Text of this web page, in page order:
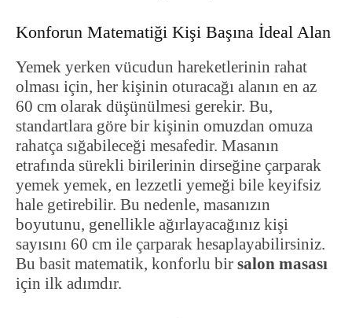
Konforun Matematiği Kişi Başına İdeal Alan
Yemek yerken vücudun hareketlerinin rahat
olması için, her kişinin oturacağı alanın en az
60 cm olarak düşünülmesi gerekir. Bu,
standartlara göre bir kişinin omuzdan omuza
rahatça sığabileceği mesafedir. Masanın
etrafında sürekli birilerinin dirseğine çarparak
yemek yemek, en lezzetli yemeği bile keyifsiz
hale getirebilir. Bu nedenle, masanızın
boyutunu, genellikle ağırlayacağınız kişi
sayısını 60 cm ile çarparak hesaplayabilirsiniz.
Bu basit matematik, konforlu bir salon masası
için ilk adımdır.